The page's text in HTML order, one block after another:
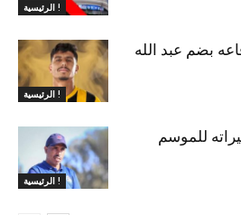
الرئيسية !
الرئيسية !
بضم عبد الله
الرئيسية !
للموسم